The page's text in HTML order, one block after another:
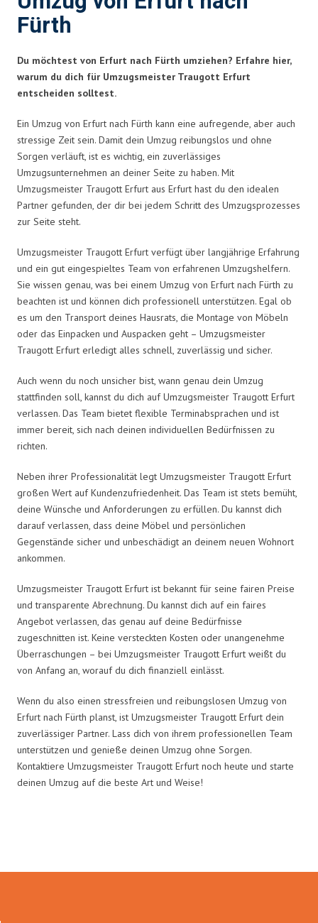
Fürth
Du möchtest von Erfurt nach Fürth umziehen? Erfahre hier,
warum du dich für Umzugsmeister Traugott Erfurt
entscheiden solltest.
Ein Umzug von Erfurt nach Fürth kann eine aufregende, aber auch
stressige Zeit sein. Damit dein Umzug reibungslos und ohne
Sorgen verläuft, ist es wichtig, ein zuverlässiges
Umzugsunternehmen an deiner Seite zu haben. Mit
Umzugsmeister Traugott Erfurt aus Erfurt hast du den idealen
Partner gefunden, der dir bei jedem Schritt des Umzugsprozesses
zur Seite steht.
Umzugsmeister Traugott Erfurt verfügt über langjährige Erfahrung
und ein gut eingespieltes Team von erfahrenen Umzugshelfern.
Sie wissen genau, was bei einem Umzug von Erfurt nach Fürth zu
beachten ist und können dich professionell unterstützen. Egal ob
es um den Transport deines Hausrats, die Montage von Möbeln
oder das Einpacken und Auspacken geht – Umzugsmeister
Traugott Erfurt erledigt alles schnell, zuverlässig und sicher.
Auch wenn du noch unsicher bist, wann genau dein Umzug
stattfinden soll, kannst du dich auf Umzugsmeister Traugott Erfurt
verlassen. Das Team bietet flexible Terminabsprachen und ist
immer bereit, sich nach deinen individuellen Bedürfnissen zu
richten.
Neben ihrer Professionalität legt Umzugsmeister Traugott Erfurt
großen Wert auf Kundenzufriedenheit. Das Team ist stets bemüht,
deine Wünsche und Anforderungen zu erfüllen. Du kannst dich
darauf verlassen, dass deine Möbel und persönlichen
Gegenstände sicher und unbeschädigt an deinem neuen Wohnort
ankommen.
Umzugsmeister Traugott Erfurt ist bekannt für seine fairen Preise
und transparente Abrechnung. Du kannst dich auf ein faires
Angebot verlassen, das genau auf deine Bedürfnisse
zugeschnitten ist. Keine versteckten Kosten oder unangenehme
Überraschungen – bei Umzugsmeister Traugott Erfurt weißt du
von Anfang an, worauf du dich finanziell einlässt.
Wenn du also einen stressfreien und reibungslosen Umzug von
Erfurt nach Fürth planst, ist Umzugsmeister Traugott Erfurt dein
zuverlässiger Partner. Lass dich von ihrem professionellen Team
unterstützen und genieße deinen Umzug ohne Sorgen.
Kontaktiere Umzugsmeister Traugott Erfurt noch heute und starte
deinen Umzug auf die beste Art und Weise!